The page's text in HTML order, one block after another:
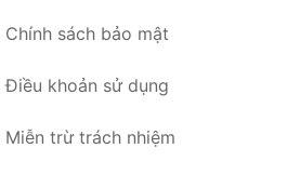
Chính sách bảo mật
Điều khoản sử dụng
Miễn trừ trách nhiệm